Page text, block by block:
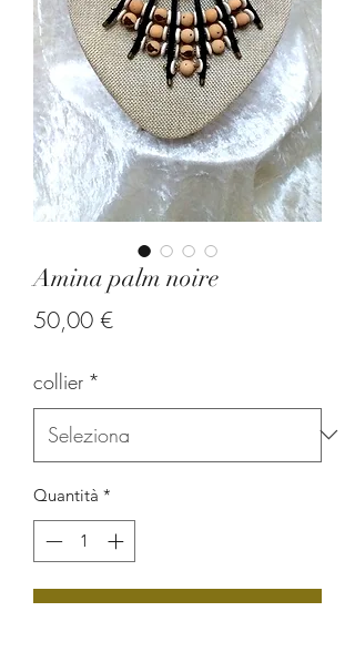
Amina palm noire
50,00 €Prezzo
collier *
Quantità *
Aggiungi al carrello